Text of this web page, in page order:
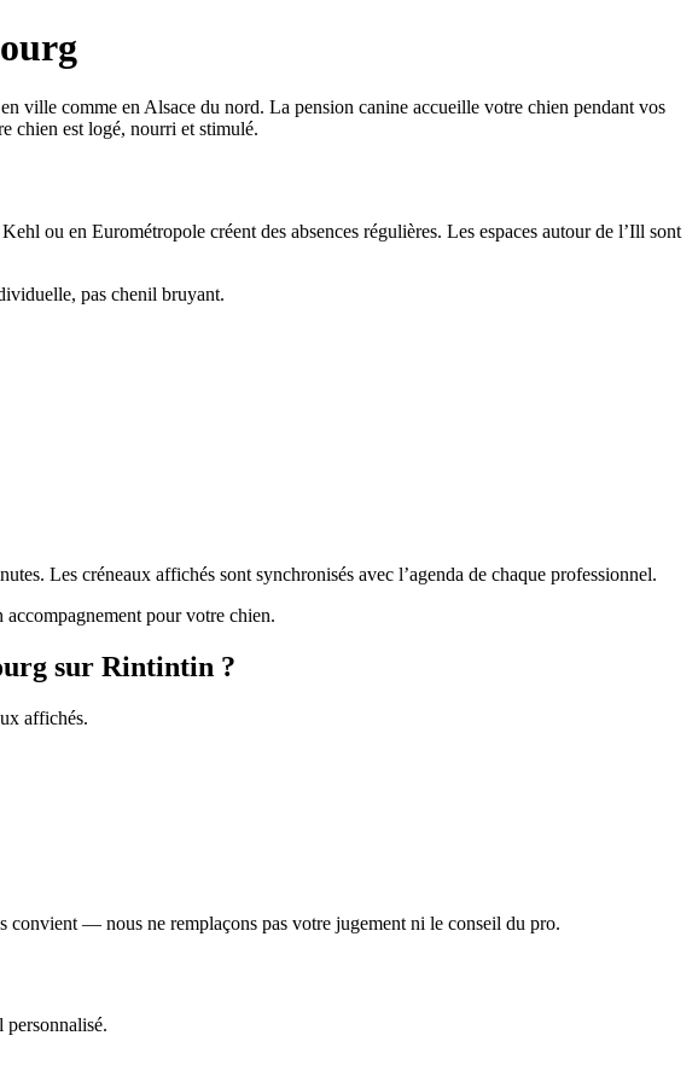
ville comme en Alsace du nord. La pension canine accueille votre chien pendant vos
chien est logé, nourri et stimulé.
ou en Eurométropole créent des absences régulières. Les espaces autour de l’Ill sont
pas chenil bruyant.
Les créneaux affichés sont synchronisés avec l’agenda de chaque professionnel.
pour votre chien.
sur Rintintin ?
affichés.
— nous ne remplaçons pas votre jugement ni le conseil du pro.
personnalisé.